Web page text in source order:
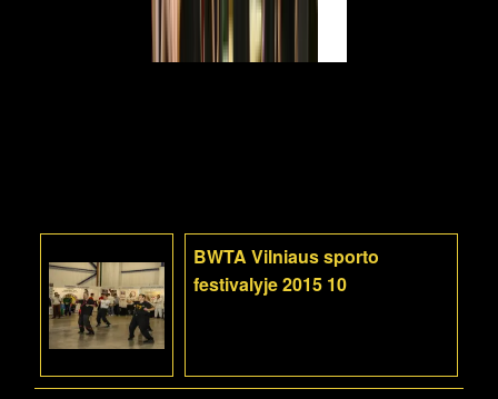
BWTA Vilniaus sporto
festivalyje 2015 10